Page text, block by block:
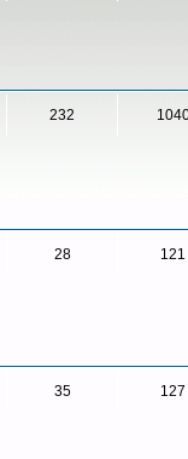
232
28 121
35 127